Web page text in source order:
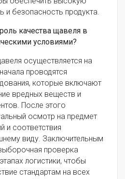
и безопасность продукта.
качества щавеля в
условиями?
осуществляется на
проводятся
которые включают
вредных веществ и
После этого
осмотр на предмет
и соответствия
виду. Заключительным
проверка
логистики, чтобы
стандартам на всех